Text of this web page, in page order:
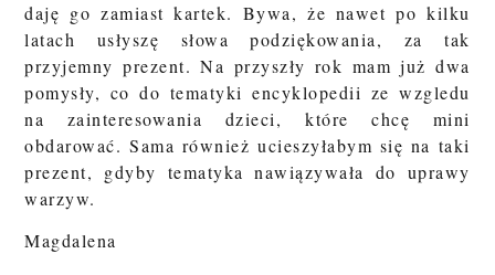
daję go zamiast kartek. Bywa, że nawet po kilku
latach usłyszę słowa podziękowania, za tak
przyjemny prezent. Na przyszły rok mam już dwa
pomysły, co do tematyki encyklopedii ze wzgledu
na zainteresowania dzieci, które chcę mini
obdarować. Sama również ucieszyłabym się na taki
prezent, gdyby tematyka nawiązywała do uprawy
warzyw.
Magdalena